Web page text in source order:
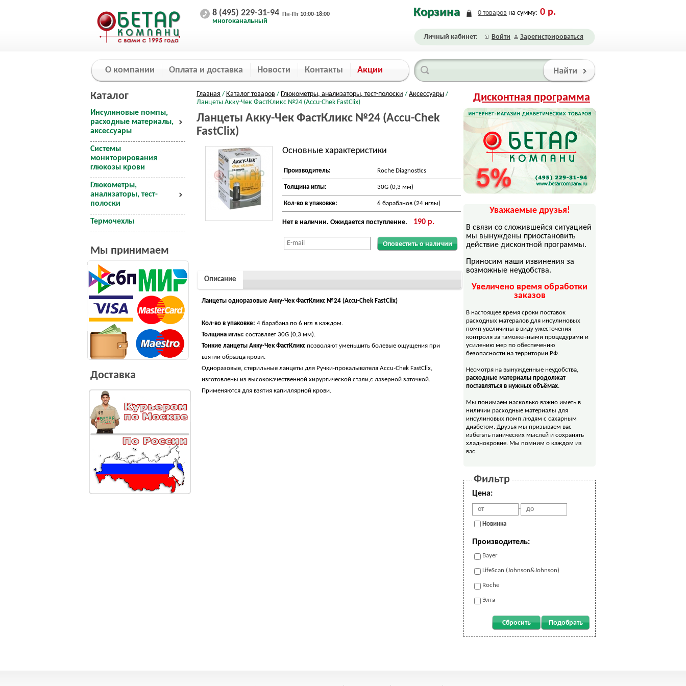
8 (495) 229-31-94
многоканальный
Пн-Пт 10:00-18:00 Корзина 0 товаров на сумму: 0 р.
Личный кабинет: Войти Зарегистрироваться
О компании Оплата и доставка Новости Контакты Акции
Каталог
Инсулиновые помпы,
расходные материалы,
аксессуары
Системы
мониторирования
глюкозы крови
Глюкометры,
анализаторы, тест-
полоски
Термочехлы
Мы принимаем
Доставка
Главная / Каталог товаров / Глюкометры, анализаторы, тест-полоски / Аксессуары /
Ланцеты Акку-Чек ФастКликс №24 (Accu-Chek FastClix)
Ланцеты Акку-Чек ФастКликс №24 (Accu-Chek
FastClix)
Основные характеристики
Производитель: Roche Diagnostics
Tолщина иглы: 30G (0,3 мм)
Кол-во в упаковке: 6 барабанов (24 иглы)
Нет в наличии. Ожидается поступление. 190 р.
Оповестить о наличии
Описание
Ланцеты одноразовые Акку-Чек ФастКликс №24 (Accu-Chek FastClix)
Кол-во в упаковке: 4 барабана по 6 игл в каждом.
Толщина иглы: составляет 30G (0,3 мм).
Тонкие ланцеты Акку-Чек ФастКликспозволяют уменьшить болевые ощущения при
взятии образца крови.
Одноразовые, стерильные ланцеты для Ручки-прокалывателя Accu-Chek FastClix,
изготовлены из высококачественной хирургической стали,с лазерной заточкой.
Применяются для взятия капиллярной крови.
Дисконтная программа
Уважаемые друзья!
В связи со сложившейся ситуацией
мы вынуждены приостановить
действие дисконтной программы.
Приносим наши извинения за
возможные неудобства.
Увеличено время обработки
заказов
В настоящее время сроки поставок
расходных матералов для инсулиновых
помп увеличины в виду ужесточения
контроля за таможенными процедурами и
усилению мер по обеспечению
безопасности на территории РФ.
Несмотря на вынужденные неудобства,
расходные материалы продолжат
поставляться в нужных объёмах.
Мы понимаем насколько важно иметь в
ниличии расходные материалы для
инсулиновых помп людям с сахарным
диабетом. Друзья мы призываем вас
избегать панических мыслей и сохранять
хладнокровие. Мы помним о каждом из
вас.
Фильтр
Цена:
-
Новинка
Производитель:
Bayer
LifeScan (Johnson&Johnson)
Roche
Элта
Подобрать
Сбросить